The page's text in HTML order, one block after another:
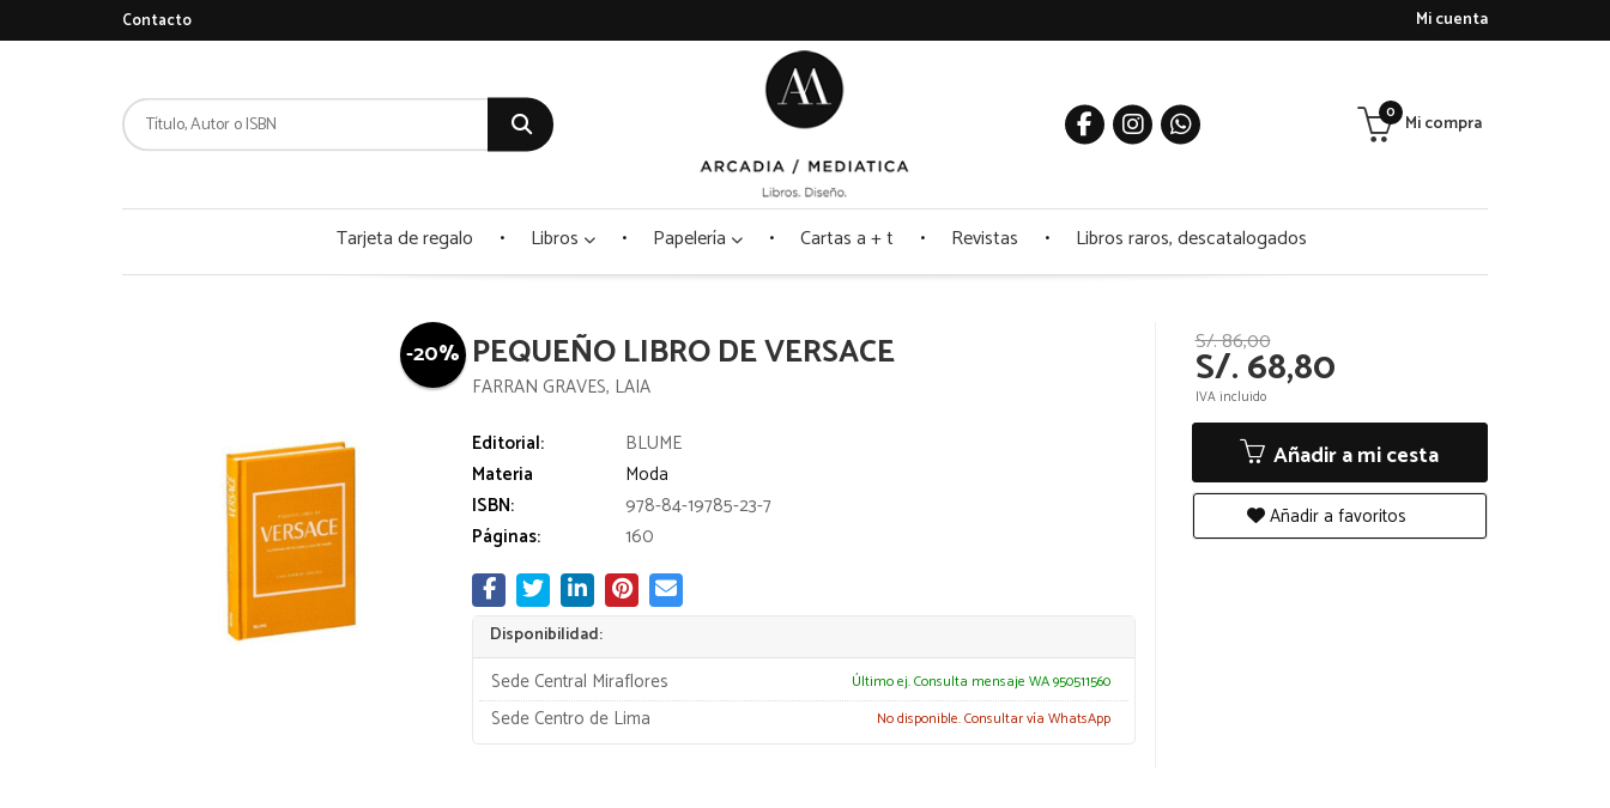
Mi cuenta
Contacto
Mi compra
0
Tarjeta de regalo Libros Papelería Cartas a + t Revistas Libros raros, descatalogados
-20% PEQUEÑO LIBRO DE VERSACE
FARRAN GRAVES, LAIA
Editorial:
BLUME
Materia
Moda
ISBN:
978-84-19785-23-7
Páginas:
160
Disponibilidad:
Sede Central Miraflores Último ej. Consulta mensaje WA 950511560
Sede Centro de Lima No disponible. Consultar vía WhatsApp
S/. 86,00
S/. 68,80
IVA incluido
Añadir a mi cesta
Añadir a favoritos